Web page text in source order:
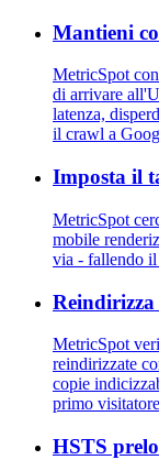
Mantieni
MetricSpot
di arrivare
latenza,
il crawl a
Imposta il
MetricSpot
mobile
via - fallendo
MetricSpot
reindirizzate
copie
primo
HSTS